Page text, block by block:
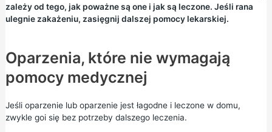
zależy od tego, jak poważne są one i jak są leczone. Jeśli rana
ulegnie zakażeniu, zasięgnij dalszej pomocy lekarskiej.
Oparzenia, które nie wymagają
pomocy medycznej
Jeśli oparzenie lub oparzenie jest łagodne i leczone w domu,
zwykle goi się bez potrzeby dalszego leczenia.